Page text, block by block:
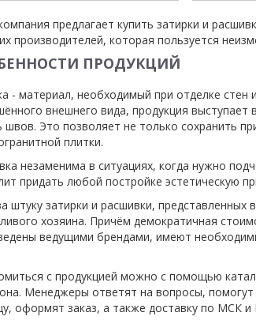
предлагает купить затирки и
производителей, которая пользуется
ПРОДУКЦИЙ
- материал, необходимый при отделке
внешнего вида, продукция
швов. Это позволяет не только сохранить
плитки.
незаменима в ситуациях, когда нужно
придать любой постройке эстетическую
штуку затирки и расшивки, представленных
хозяина. Причём демократичная
ведущими брендами, имеют
с продукцией можно с помощью
Менеджеры ответят на вопросы,
оформят заказ, а также доставку по МСК